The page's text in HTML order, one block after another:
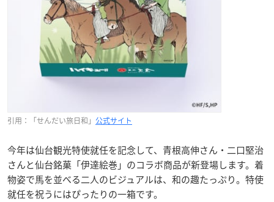
引用：「せんだい旅日和」 公式サイト
今年は仙台観光特使就任を記念して、青根高伸さん・二口堅治
さんと仙台銘菓「伊達絵巻」のコラボ商品が新登場します。着
物姿で馬を並べる二人のビジュアルは、和の趣たっぷり。特使
就任を祝うにはぴったりの一箱です。